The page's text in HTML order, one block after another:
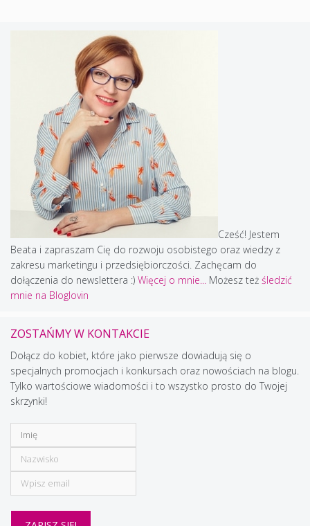
Cześć! Jestem
Beata i zapraszam Cię do rozwoju osobistego oraz wiedzy z
zakresu marketingu i przedsiębiorczości. Zachęcam do
dołączenia do newslettera :) Więcej o mnie... Możesz też śledzić
mnie na Bloglovin
ZOSTAŃMY W KONTAKCIE
Dołącz do kobiet, które jako pierwsze dowiadują się o
specjalnych promocjach i konkursach oraz nowościach na blogu.
Tylko wartościowe wiadomości i to wszystko prosto do Twojej
skrzynki!